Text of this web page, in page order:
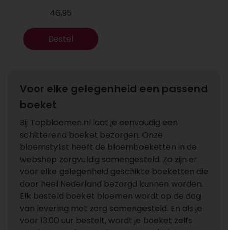
46,95
Bestel
Voor elke gelegenheid een passend
boeket
Bij Topbloemen.nl laat je eenvoudig een
schitterend boeket bezorgen. Onze
bloemstylist heeft de bloemboeketten in de
webshop zorgvuldig samengesteld. Zo zijn er
voor elke gelegenheid geschikte boeketten die
door heel Nederland bezorgd kunnen worden.
Elk besteld boeket bloemen wordt op de dag
van levering met zorg samengesteld. En als je
voor 13:00 uur bestelt, wordt je boeket zelfs